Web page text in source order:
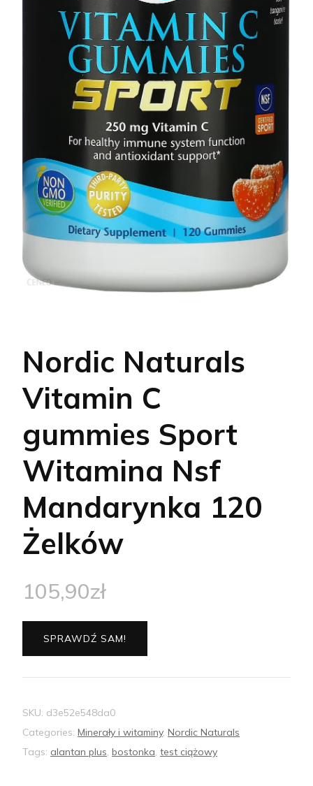
Nordic Naturals
Vitamin C
gummies Sport
Witamina Nsf
Mandarynka 120
Żelków
105,90zł
SPRAWDŹ SAM!
SKU: d3e52e548da0
Categories: Minerały i witaminy, Nordic Naturals
Tags: alantan plus, bostonka, test ciążowy